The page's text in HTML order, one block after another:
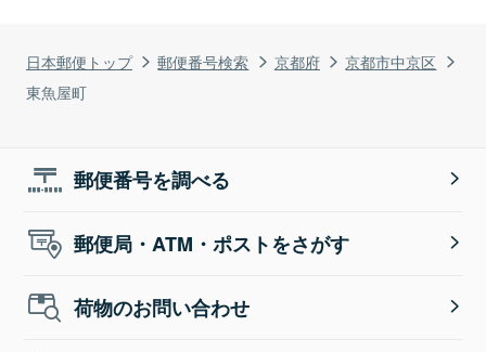
日本郵便トップ 郵便番号検索 京都府
京都市中京区
東魚屋町
郵便番号を調べる
郵便局・ATM・ポストをさがす
荷物のお問い合わせ